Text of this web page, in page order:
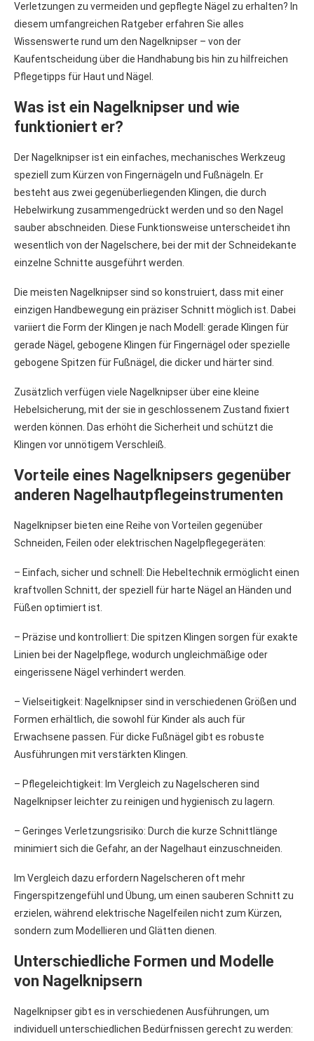
Verletzungen zu vermeiden und gepflegte Nägel zu erhalten? In
diesem umfangreichen Ratgeber erfahren Sie alles
Wissenswerte rund um den Nagelknipser – von der
Kaufentscheidung über die Handhabung bis hin zu hilfreichen
Pflegetipps für Haut und Nägel.
Was ist ein Nagelknipser und wie
funktioniert er?
Der Nagelknipser ist ein einfaches, mechanisches Werkzeug
speziell zum Kürzen von Fingernägeln und Fußnägeln. Er
besteht aus zwei gegenüberliegenden Klingen, die durch
Hebelwirkung zusammengedrückt werden und so den Nagel
sauber abschneiden. Diese Funktionsweise unterscheidet ihn
wesentlich von der Nagelschere, bei der mit der Schneidekante
einzelne Schnitte ausgeführt werden.
Die meisten Nagelknipser sind so konstruiert, dass mit einer
einzigen Handbewegung ein präziser Schnitt möglich ist. Dabei
variiert die Form der Klingen je nach Modell: gerade Klingen für
gerade Nägel, gebogene Klingen für Fingernägel oder spezielle
gebogene Spitzen für Fußnägel, die dicker und härter sind.
Zusätzlich verfügen viele Nagelknipser über eine kleine
Hebelsicherung, mit der sie in geschlossenem Zustand fixiert
werden können. Das erhöht die Sicherheit und schützt die
Klingen vor unnötigem Verschleiß.
Vorteile eines Nagelknipsers gegenüber
anderen Nagelhautpflegeinstrumenten
Nagelknipser bieten eine Reihe von Vorteilen gegenüber
Schneiden, Feilen oder elektrischen Nagelpflegegeräten:
– Einfach, sicher und schnell: Die Hebeltechnik ermöglicht einen
kraftvollen Schnitt, der speziell für harte Nägel an Händen und
Füßen optimiert ist.
– Präzise und kontrolliert: Die spitzen Klingen sorgen für exakte
Linien bei der Nagelpflege, wodurch ungleichmäßige oder
eingerissene Nägel verhindert werden.
– Vielseitigkeit: Nagelknipser sind in verschiedenen Größen und
Formen erhältlich, die sowohl für Kinder als auch für
Erwachsene passen. Für dicke Fußnägel gibt es robuste
Ausführungen mit verstärkten Klingen.
– Pflegeleichtigkeit: Im Vergleich zu Nagelscheren sind
Nagelknipser leichter zu reinigen und hygienisch zu lagern.
– Geringes Verletzungsrisiko: Durch die kurze Schnittlänge
minimiert sich die Gefahr, an der Nagelhaut einzuschneiden.
Im Vergleich dazu erfordern Nagelscheren oft mehr
Fingerspitzengefühl und Übung, um einen sauberen Schnitt zu
erzielen, während elektrische Nagelfeilen nicht zum Kürzen,
sondern zum Modellieren und Glätten dienen.
Unterschiedliche Formen und Modelle
von Nagelknipsern
Nagelknipser gibt es in verschiedenen Ausführungen, um
individuell unterschiedlichen Bedürfnissen gerecht zu werden: